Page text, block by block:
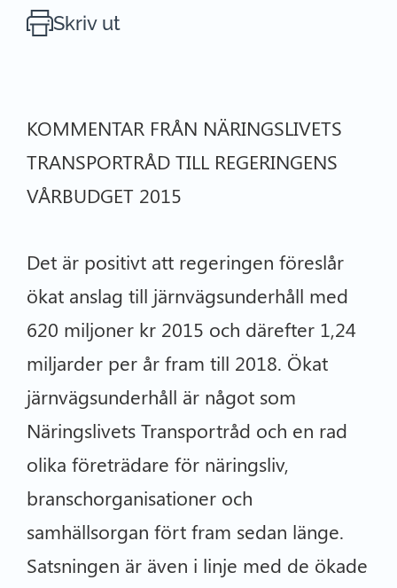
Skriv ut
KOMMENTAR FRÅN NÄRINGSLIVETS
TRANSPORTRÅD TILL REGERINGENS
VÅRBUDGET 2015
Det är positivt att regeringen föreslår
ökat anslag till järnvägsunderhåll med
620 miljoner kr 2015 och därefter 1,24
miljarder per år fram till 2018. Ökat
järnvägsunderhåll är något som
Näringslivets Transportråd och en rad
olika företrädare för näringsliv,
branschorganisationer och
samhällsorgan fört fram sedan länge.
Satsningen är även i linje med de ökade